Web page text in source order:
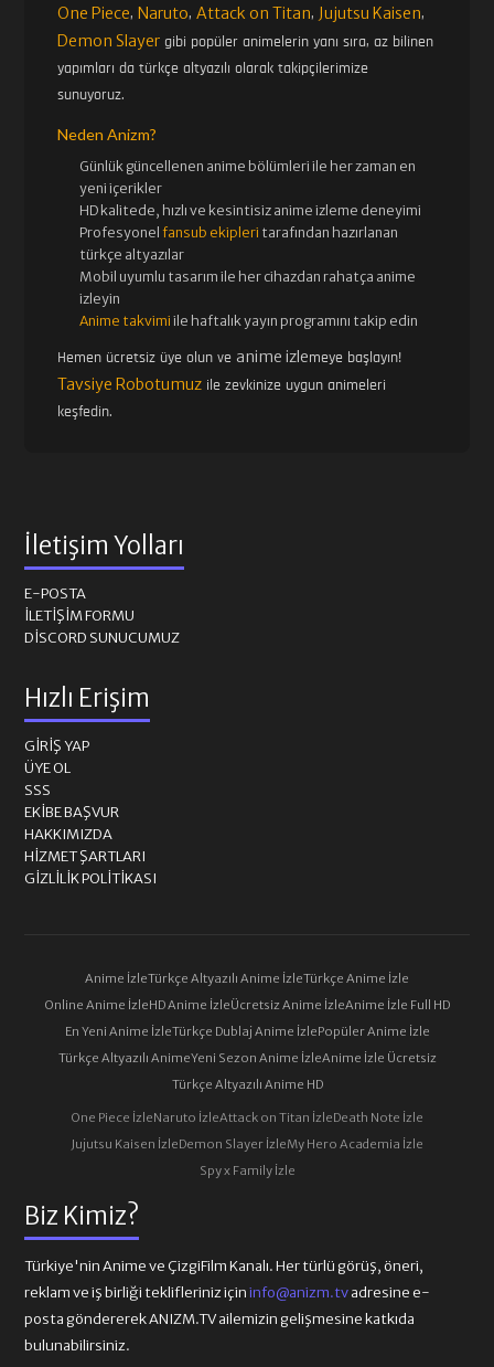
One Piece, Naruto,Attack on Titan, Jujutsu Kaisen,
Demon Slayer gibi popüler animelerin yanı sıra, az bilinen
yapımları da türkçe altyazılı olarak takipçilerimize
sunuyoruz.
Neden Anizm?
Günlük güncellenen anime bölümleri ile her zaman en
yeni içerikler
HD kalitede, hızlı ve kesintisiz anime izleme deneyimi
Profesyonelfansub ekipleri tarafından hazırlanan
türkçe altyazılar
Mobil uyumlu tasarım ile her cihazdan rahatça anime
izleyin
Anime takvimi ile haftalık yayın programını takip edin
Hemen ücretsiz üye olun ve anime izlemeye başlayın!
Tavsiye Robotumuz ile zevkinize uygun animeleri
keşfedin.
Biz Kimiz?
Türkiye'nin Anime ve ÇizgiFilm Kanalı. Her türlü görüş, öneri,
reklam ve iş birliği teklifleriniz içininfo@anizm.tvadresine e-
posta göndererek ANIZM.TV ailemizin gelişmesine katkıda
bulunabilirsiniz.
İletişim Yolları
E-POSTA
İLETIŞIM FORMU
DISCORD SUNUCUMUZ
Hızlı Erişim
GIRIŞ YAP
ÜYE OL
SSS
EKIBE BAŞVUR
HAKKIMIZDA
HIZMET ŞARTLARI
GIZLILIK POLITIKASI
Anime İzleTürkçe Altyazılı Anime İzleTürkçe Anime İzle
Online Anime İzleHD Anime İzleÜcretsiz Anime İzleAnime İzle Full HD
En Yeni Anime İzleTürkçe Dublaj Anime İzlePopüler Anime İzle
Türkçe Altyazılı AnimeYeni Sezon Anime İzleAnime İzle Ücretsiz
Türkçe Altyazılı Anime HD
One Piece İzleNaruto İzleAttack on Titan İzleDeath Note İzle
Jujutsu Kaisen İzleDemon Slayer İzleMy Hero Academia İzle
Spy x Family İzle